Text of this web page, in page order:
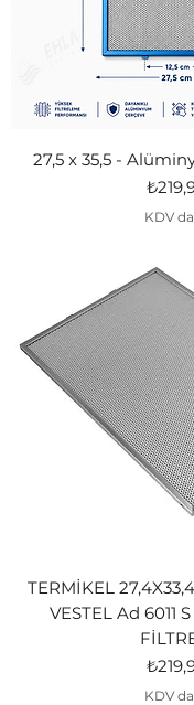
27,5 x 35,5 -
Fiyat
KDV
TERMİKEL
VESTEL Ad 6011
Fiyat
KDV